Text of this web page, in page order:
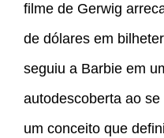
filme de Gerwig
de dólares em
seguiu a Barbie em
autodescoberta ao
um conceito que